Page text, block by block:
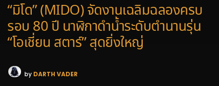
“มิโด” (MIDO) จัดงานเฉลิมฉลองครบ
รอบ 80 ปี นาฬิกาดำน้ำระดับตำนานรุ่น
“โอเชี่ยน สตาร์” สุดยิ่งใหญ่
by DARTH VADER